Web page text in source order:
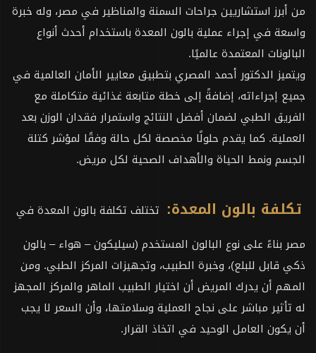
من أبرز استشاريين جراحات السمنة والمناظير في مصر، وله خبرة
واسعة في إجراء عملية بالون المعدة باستخدام أحدث أنواع
البالونات المعتمدة عالميًا.
ويتميز الدكتور أحمد المصري بتطبيق معايير الأمان العالمية في
جميع إجراءاته، إضافةً إلى خطة متابعة غذائية متكاملة مع
الفريق الطبي لضمان أفضل النتائج واستمرار فقدان الوزن بعد
العملية. كما يقدم حلولًا مخصصة لكل حالة وفقًا لمؤشر كتلة
الجسم ونمط الحياة والأهداف الصحية لكل مريض.
تكلفة بالون المعدة: تختلف تكلفة بالون المعدة في
مصر بناءً على نوع البالون المستخدم (سيليكون – هواء – بالون
ذكي قابل للبلع)، وخبرة الطبيب، وتجهيزات المركز الطبي. ومن
المهم أن يدرك المريض أن اختيار الطبيب الماهر والمركز المجهز
له تأثير مباشر على نجاح العملية وسلامتها، وأن السعر لا يجب
أن يكون العامل الوحيد في اتخاذ القرار.